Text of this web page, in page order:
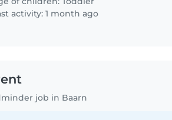
activity: 1 month ago
job in Baarn